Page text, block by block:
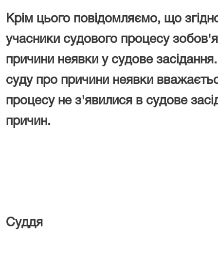
Крім цього повідомляємо, що
учасники судового процесу
причини неявки у судове
суду про причини неявки
процесу не з'явилися в судове
причин.
Суддя